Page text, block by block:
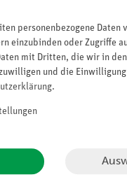
Die Inhalte dieser
personenbezogene Daten
einzubinden oder Zugriffe
mit Dritten, die wir in
und die
.